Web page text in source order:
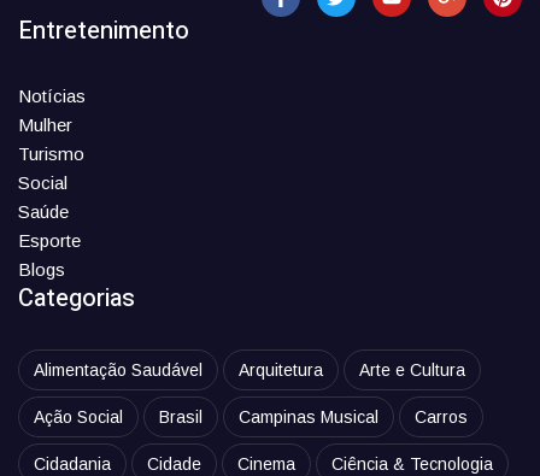
Entretenimento
Notícias
Mulher
Turismo
Social
Saúde
Esporte
Blogs
Categorias
Alimentação Saudável Arquitetura Arte e Cultura
Ação Social Brasil Campinas Musical Carros
Cidadania Cidade Cinema Ciência & Tecnologia